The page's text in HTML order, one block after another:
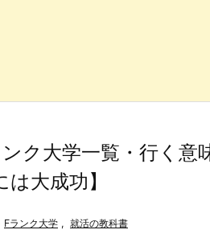
ク大学一覧・行く意
大成功】
Fランク大学 , 就活の教科書